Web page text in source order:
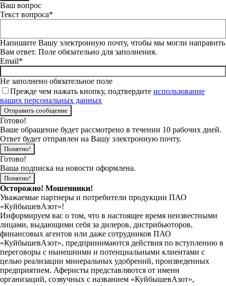
Ваш вопрос
Текст вопроса*
Напишите Вашу электронную почту, чтобы мы могли направить
Вам ответ. Поле обязательно для заполнения.
Email*
Не заполнено обязательное поле
Прежде чем нажать кнопку, подтвердите использование
ваших персональных данных
Готово!
Ваше обращение будет рассмотрено в течении 10 рабочих дней.
Ответ будет отправлен на Вашу электронную почту.
Понятно!
Готово!
Ваша подписка на новости оформлена.
Понятно!
Осторожно! Мошенники!
Уважаемые партнеры и потребители продукции ПАО
«КуйбышевАзот»!
Информируем вас о том, что в настоящее время неизвестными
лицами, выдающими себя за дилеров, дистрибьюторов,
финансовых агентов или даже сотрудников ПАО
«КуйбышевАзот», предпринимаются действия по вступлению в
переговоры с нынешними и потенциальными клиентами с
целью реализации минеральных удобрений, произведенных
предприятием. Аферисты представляются от имени
организаций, созвучных с названием «КуйбышевАзот»,